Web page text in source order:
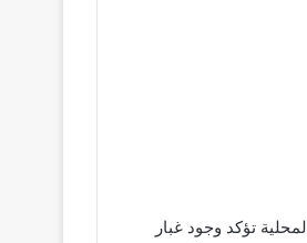
تؤكد وجود غبار